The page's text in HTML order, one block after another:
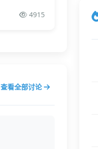
4915
查看全部讨论